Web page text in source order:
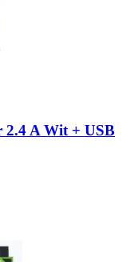
2.4 A Wit + USB